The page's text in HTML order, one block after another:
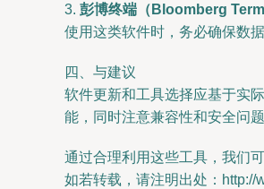
3. 彭博终端（Bloomberg
使用这类软件时，务必确保数
四、与建议
软件更新和工具选择应基于实
能，同时注意兼容性和安全问
通过合理利用这些工具，我们
如若转载，请注明出处：http://